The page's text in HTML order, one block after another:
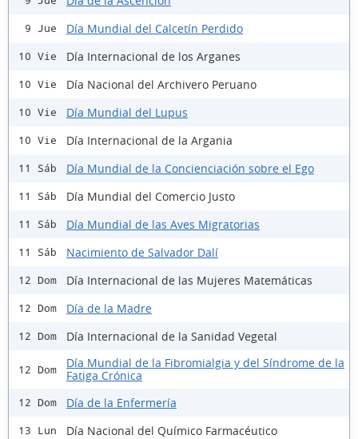
9 Jue Día Mundial del Calcetín Perdido
10 Vie Día Internacional de los Arganes
10 Vie Día Nacional del Archivero Peruano
10 Vie Día Mundial del Lupus
10 Vie Día Internacional de la Argania
11 Sáb Día Mundial de la Concienciación sobre el Ego
11 Sáb Día Mundial del Comercio Justo
11 Sáb Día Mundial de las Aves Migratorias
11 Sáb Nacimiento de Salvador Dalí
12 Dom Día Internacional de las Mujeres Matemáticas
12 Dom Día de la Madre
12 Dom Día Internacional de la Sanidad Vegetal
12 Dom
Día Mundial de la Fibromialgia y del Síndrome de la
Fatiga Crónica
12 Dom Día de la Enfermería
13 Lun Día Nacional del Químico Farmacéutico